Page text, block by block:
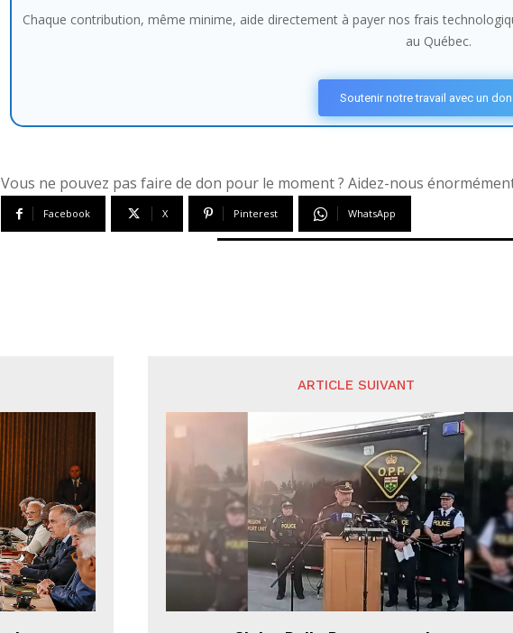
Chaque contribution, même minime, aide directement à payer nos frais
au Québec.
Soutenir notre travail avec un don
Vous ne pouvez pas faire de don pour le moment ? Aidez-nous
Facebook X Pinterest WhatsApp
ARTICLE SUIVANT